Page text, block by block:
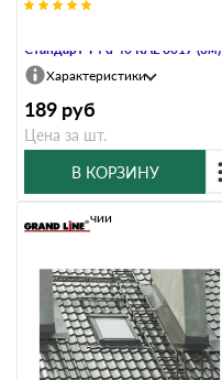
Стандарт Т4 d 40 RAL 8017 (3м)
Характеристики
189 руб
Цена за шт.
В КОРЗИНУ
В наличии